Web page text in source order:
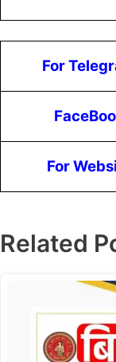
For
For
Related